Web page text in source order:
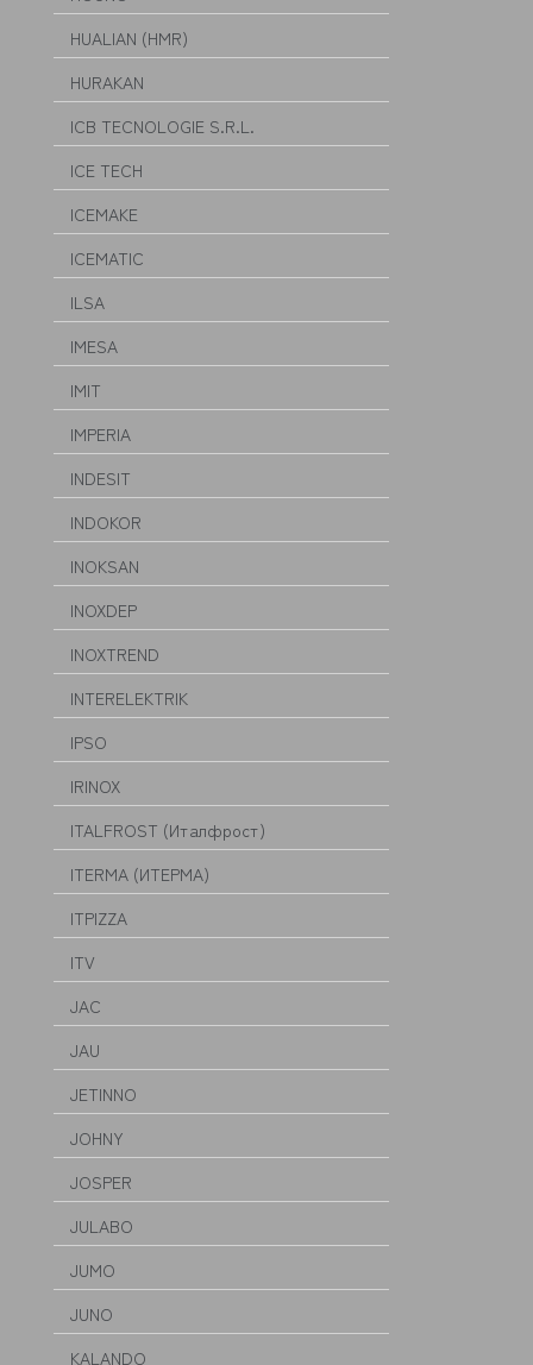
HUALIAN (HMR)
HURAKAN
ICB TECNOLOGIE S.R.L.
ICE TECH
ICEMAKE
ICEMATIC
ILSA
IMESA
IMIT
IMPERIA
INDESIT
INDOKOR
INOKSAN
INOXDEP
INOXTREND
INTERELEKTRIK
IPSO
IRINOX
ITALFROST (Италфрост)
ITERMA (ИТЕРМА)
ITPIZZA
ITV
JAC
JAU
JETINNO
JOHNY
JOSPER
JULABO
JUMO
JUNO
KALANDO